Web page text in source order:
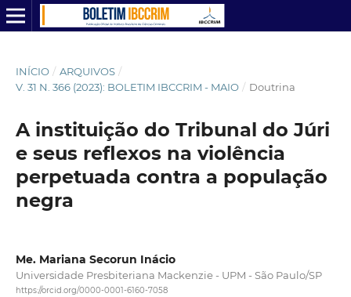
INÍCIO / ARQUIVOS /
V. 31 N. 366 (2023): BOLETIM IBCCRIM - MAIO / Doutrina
A instituição do Tribunal do Júri
e seus reflexos na violência
perpetuada contra a população
negra
Me. Mariana Secorun Inácio
Universidade Presbiteriana Mackenzie - UPM - São Paulo/SP
https://orcid.org/0000-0001-6160-7058